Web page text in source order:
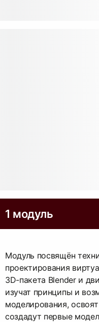
1 модуль
Модуль посвящён
проектирования
3D-пакета Blender и
изучат принципы и
моделирования,
создадут первые